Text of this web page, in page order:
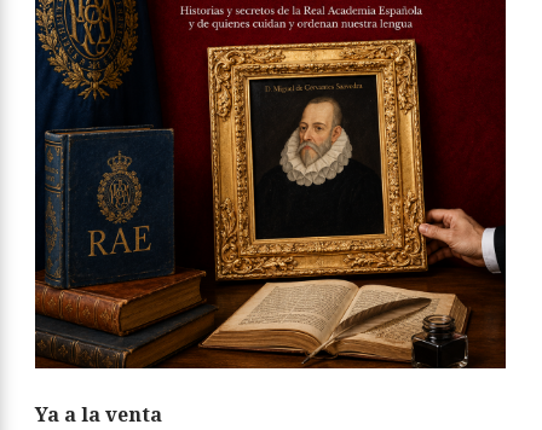
Ya a la venta